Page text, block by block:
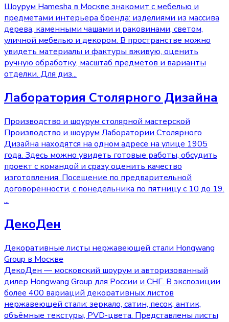
Шоурум Hamesha в Москве знакомит с мебелью и
предметами интерьера бренда: изделиями из массива
дерева, каменными чашами и раковинами, светом,
уличной мебелью и декором. В пространстве можно
увидеть материалы и фактуры вживую, оценить
ручную обработку, масштаб предметов и варианты
отделки. Для диз...
Лаборатория Столярного Дизайна
Производство и шоурум столярной мастерской
Производство и шоурум Лаборатории Столярного
Дизайна находятся на одном адресе на улице 1905
года. Здесь можно увидеть готовые работы, обсудить
проект с командой и сразу оценить качество
изготовления. Посещение по предварительной
договорённости, с понедельника по пятницу с 10 до 19.
...
ДекоДен
Декоративные листы нержавеющей стали Hongwang
Group в Москве
ДекоДен — московский шоурум и авторизованный
дилер Hongwang Group для России и СНГ. В экспозиции
более 400 вариаций декоративных листов
нержавеющей стали: зеркало, сатин, песок, антик,
объёмные текстуры, PVD-цвета. Представлены листы